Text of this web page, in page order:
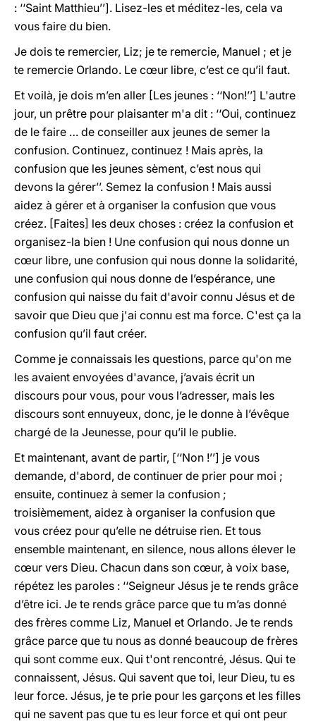
: ‘‘Saint Matthieu’’]. Lisez-les et méditez-les, cela va
vous faire du bien.
Je dois te remercier, Liz; je te remercie, Manuel ; et je
te remercie Orlando. Le cœur libre, c’est ce qu’il faut.
Et voilà, je dois m’en aller [Les jeunes : ‘‘Non!’’] L'autre
jour, un prêtre pour plaisanter m'a dit : ‘‘Oui, continuez
de le faire … de conseiller aux jeunes de semer la
confusion. Continuez, continuez ! Mais après, la
confusion que les jeunes sèment, c’est nous qui
devons la gérer’’. Semez la confusion ! Mais aussi
aidez à gérer et à organiser la confusion que vous
créez. [Faites] les deux choses : créez la confusion et
organisez-la bien ! Une confusion qui nous donne un
cœur libre, une confusion qui nous donne la solidarité,
une confusion qui nous donne de l’espérance, une
confusion qui naisse du fait d'avoir connu Jésus et de
savoir que Dieu que j'ai connu est ma force. C'est ça la
confusion qu’il faut créer.
Comme je connaissais les questions, parce qu'on me
les avaient envoyées d'avance, j’avais écrit un
discours pour vous, pour vous l’adresser, mais les
discours sont ennuyeux, donc, je le donne à l’évêque
chargé de la Jeunesse, pour qu’il le publie.
Et maintenant, avant de partir, [‘‘Non !’’] je vous
demande, d'abord, de continuer de prier pour moi ;
ensuite, continuez à semer la confusion ;
troisièmement, aidez à organiser la confusion que
vous créez pour qu’elle ne détruise rien. Et tous
ensemble maintenant, en silence, nous allons élever le
cœur vers Dieu. Chacun dans son cœur, à voix base,
répétez les paroles : ‘‘Seigneur Jésus je te rends grâce
d’être ici. Je te rends grâce parce que tu m’as donné
des frères comme Liz, Manuel et Orlando. Je te rends
grâce parce que tu nous as donné beaucoup de frères
qui sont comme eux. Qui t'ont rencontré, Jésus. Qui te
connaissent, Jésus. Qui savent que toi, leur Dieu, tu es
leur force. Jésus, je te prie pour les garçons et les filles
qui ne savent pas que tu es leur force et qui ont peur